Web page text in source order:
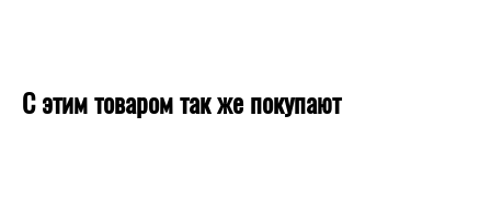
С этим товаром так же покупают